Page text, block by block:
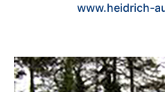
www.heidrich-